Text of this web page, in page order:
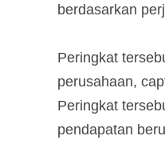
berdasarkan
Peringkat
perusahaan,
Peringkat
pendapatan